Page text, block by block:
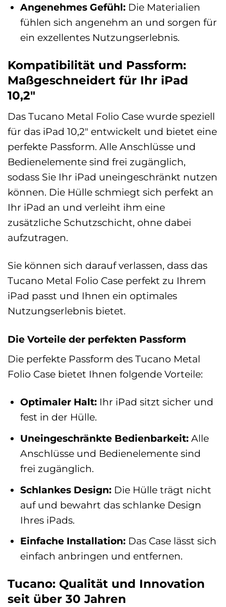
Angenehmes Gefühl: Die Materialien
fühlen sich angenehm an und sorgen für
ein exzellentes Nutzungserlebnis.
Kompatibilität und Passform:
Maßgeschneidert für Ihr iPad
10,2″
Das Tucano Metal Folio Case wurde speziell
für das iPad 10,2″ entwickelt und bietet eine
perfekte Passform. Alle Anschlüsse und
Bedienelemente sind frei zugänglich,
sodass Sie Ihr iPad uneingeschränkt nutzen
können. Die Hülle schmiegt sich perfekt an
Ihr iPad an und verleiht ihm eine
zusätzliche Schutzschicht, ohne dabei
aufzutragen.
Sie können sich darauf verlassen, dass das
Tucano Metal Folio Case perfekt zu Ihrem
iPad passt und Ihnen ein optimales
Nutzungserlebnis bietet.
Die Vorteile der perfekten Passform
Die perfekte Passform des Tucano Metal
Folio Case bietet Ihnen folgende Vorteile:
Optimaler Halt: Ihr iPad sitzt sicher und
fest in der Hülle.
Uneingeschränkte Bedienbarkeit: Alle
Anschlüsse und Bedienelemente sind
frei zugänglich.
Schlankes Design: Die Hülle trägt nicht
auf und bewahrt das schlanke Design
Ihres iPads.
Einfache Installation: Das Case lässt sich
einfach anbringen und entfernen.
Tucano: Qualität und Innovation
seit über 30 Jahren